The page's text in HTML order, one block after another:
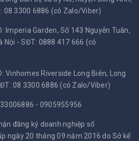
08 3300 6886 (có Zalo/Viber)
Imperia Garden, Số 143 Nguyễn Tuân,
Nội -SĐT: 0888 417 666 (có
Vinhomes Riverside Long Biên, Long
08 3300 6886 (có Zalo/Viber)
- 0905955956
đăng ký doanh nghiệp số
ngày 20 tháng 09 năm 2016 do Sở kế